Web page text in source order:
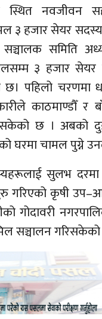
स्थित नवजीवन
३ हजार सेयर
समिति
३ हजार सेयर
पहिलो चरणमा
काठमाण्डौँर
छ । अबको
घरमा चामल पुग्ने
सुलभ
गरिएकोकृषी
गोदावरी
सञ्चालन